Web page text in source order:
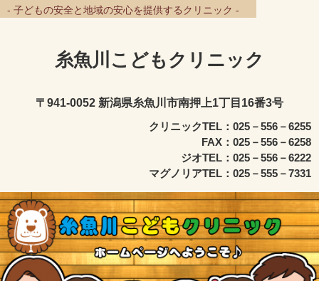
- 子どもの安全と地域の安心を提供するクリニック -
糸魚川こどもクリニック
〒941-0052 新潟県糸魚川市南押上1丁目16番3号
クリニックTEL：025－556－6255
FAX：025－556－6258
ジオTEL：025－556－6222
マグノリアTEL：025－555－7331